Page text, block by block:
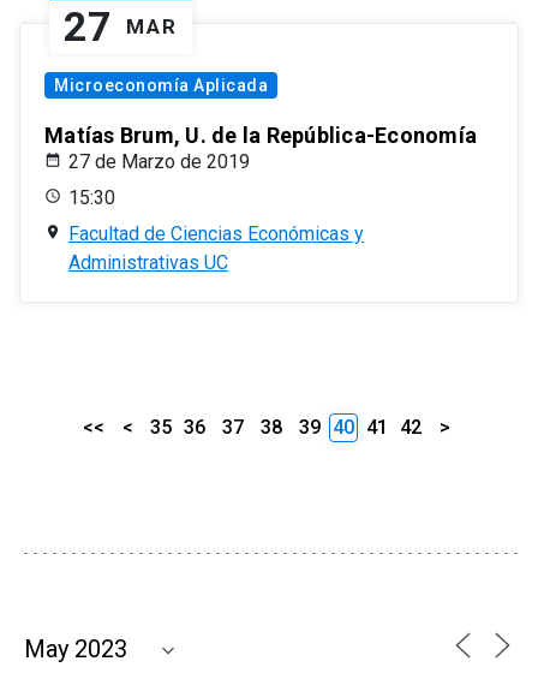
27 MAR
Microeconomía Aplicada
Matías Brum, U. de la República-Economía
27 de Marzo de 2019
15:30
Facultad de Ciencias Económicas y
Administrativas UC
<< < 35 36 37 38 39 40 41 42 >